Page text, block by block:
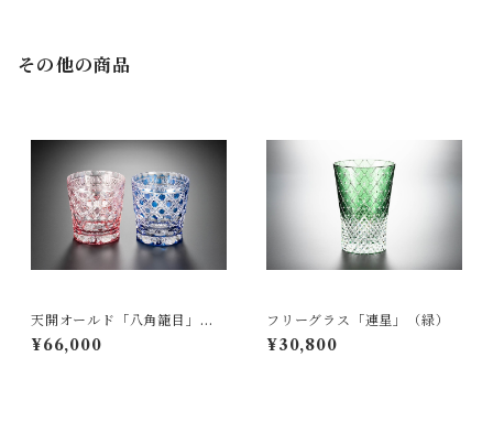
その他の商品
天開オールド「八角籠目」
（ペア）
¥66,000
フリーグラス「連星」（緑）
¥30,800